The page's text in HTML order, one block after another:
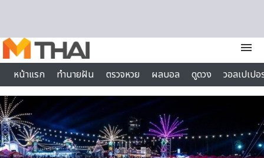
menu
หน้าแรก
ทำนายฝัน ตรวจหวย ผลบอล ดูดวง
วอลเปเป
ไลฟ์สไตล์